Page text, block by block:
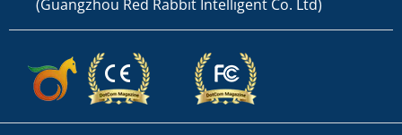
(Guangzhou Red Rabbit Intelligent Co. Ltd)